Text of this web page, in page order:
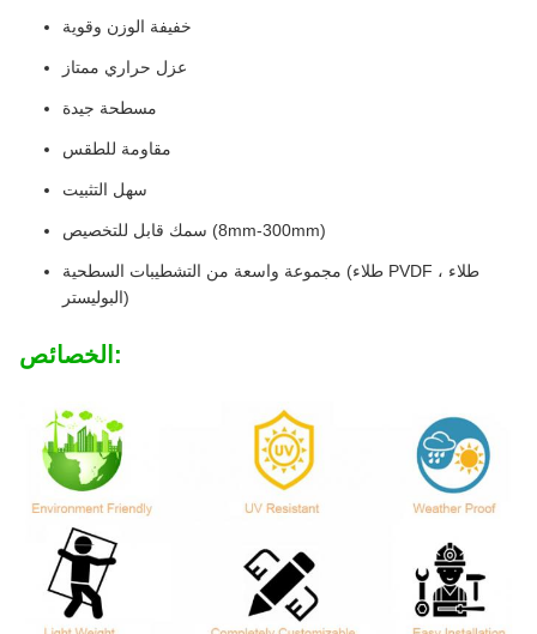
خفيفة الوزن وقوية
عزل حراري ممتاز
مسطحة جيدة
مقاومة للطقس
سهل التثبيت
سمك قابل للتخصيص (8mm-300mm)
مجموعة واسعة من التشطيبات السطحية (طلاء PVDF ، طلاء
البوليستر)
الخصائص: